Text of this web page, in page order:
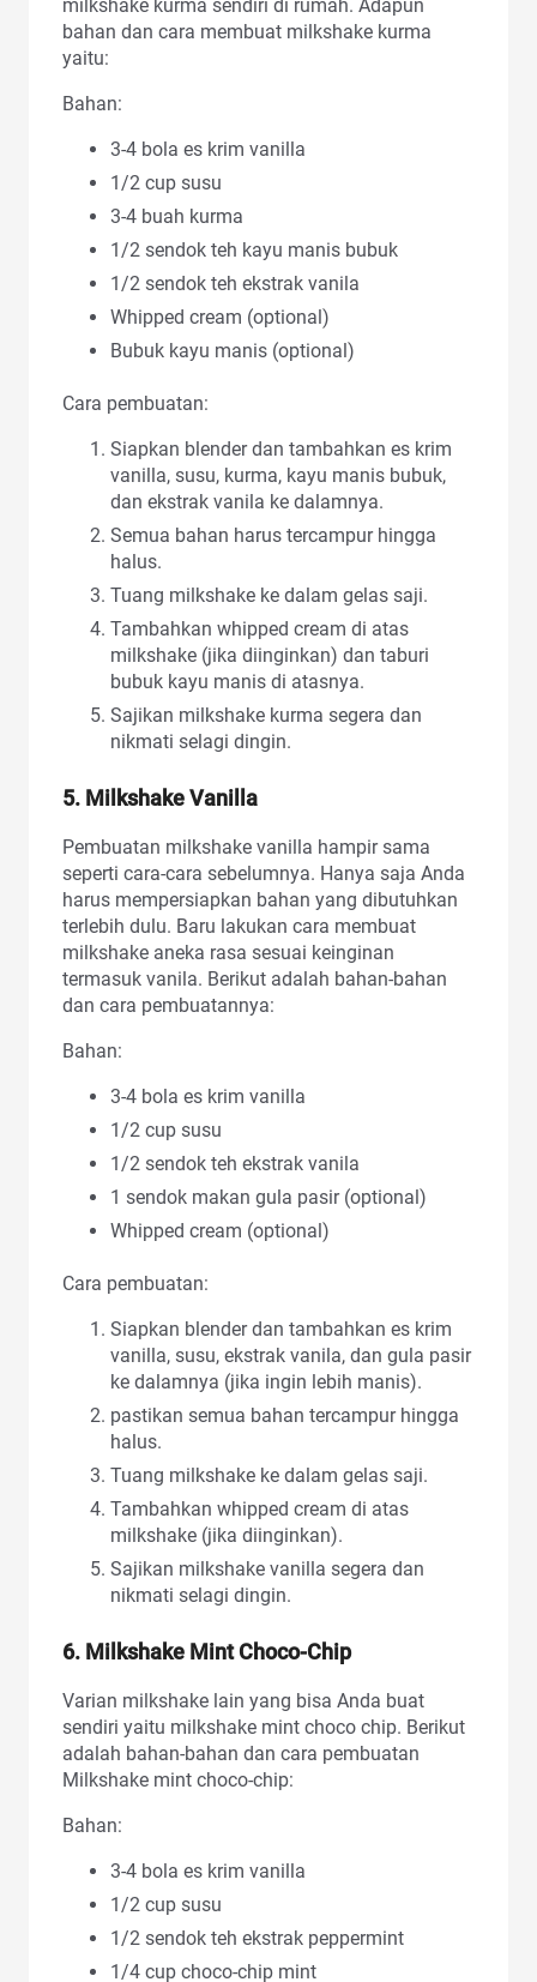
milkshake kurma sendiri di rumah. Adapun
bahan dan cara membuat milkshake kurma
yaitu:
Bahan:
3-4 bola es krim vanilla
1/2 cup susu
3-4 buah kurma
1/2 sendok teh kayu manis bubuk
1/2 sendok teh ekstrak vanila
Whipped cream (optional)
Bubuk kayu manis (optional)
Cara pembuatan:
Siapkan blender dan tambahkan es krim
vanilla, susu, kurma, kayu manis bubuk,
dan ekstrak vanila ke dalamnya.
Semua bahan harus tercampur hingga
halus.
Tuang milkshake ke dalam gelas saji.
Tambahkan whipped cream di atas
milkshake (jika diinginkan) dan taburi
bubuk kayu manis di atasnya.
Sajikan milkshake kurma segera dan
nikmati selagi dingin.
5. Milkshake Vanilla
Pembuatan milkshake vanilla hampir sama
seperti cara-cara sebelumnya. Hanya saja Anda
harus mempersiapkan bahan yang dibutuhkan
terlebih dulu. Baru lakukan cara membuat
milkshake aneka rasa sesuai keinginan
termasuk vanila. Berikut adalah bahan-bahan
dan cara pembuatannya:
Bahan:
3-4 bola es krim vanilla
1/2 cup susu
1/2 sendok teh ekstrak vanila
1 sendok makan gula pasir (optional)
Whipped cream (optional)
Cara pembuatan:
Siapkan blender dan tambahkan es krim
vanilla, susu, ekstrak vanila, dan gula pasir
ke dalamnya (jika ingin lebih manis).
pastikan semua bahan tercampur hingga
halus.
Tuang milkshake ke dalam gelas saji.
Tambahkan whipped cream di atas
milkshake (jika diinginkan).
Sajikan milkshake vanilla segera dan
nikmati selagi dingin.
6. Milkshake Mint Choco-Chip
Varian milkshake lain yang bisa Anda buat
sendiri yaitu milkshake mint choco chip. Berikut
adalah bahan-bahan dan cara pembuatan
Milkshake mint choco-chip:
Bahan:
3-4 bola es krim vanilla
1/2 cup susu
1/2 sendok teh ekstrak peppermint
1/4 cup choco-chip mint